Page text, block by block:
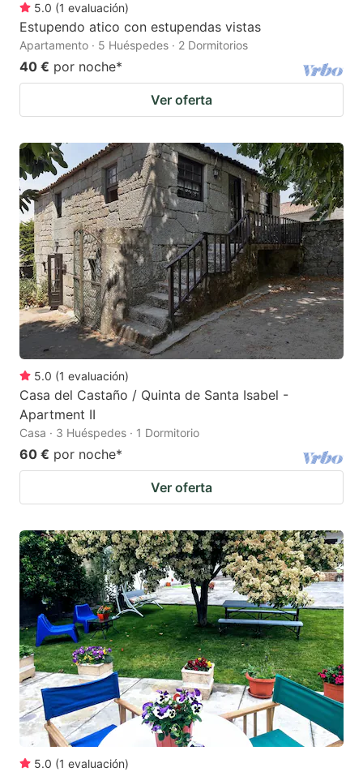
5.0 (1 evaluación)
Estupendo atico con estupendas vistas
Apartamento · 5 Huéspedes · 2 Dormitorios
40 € por noche*
Ver oferta
5.0 (1 evaluación)
Casa del Castaño / Quinta de Santa Isabel -
Apartment II
Casa · 3 Huéspedes · 1 Dormitorio
60 € por noche*
Ver oferta
5.0 (1 evaluación)